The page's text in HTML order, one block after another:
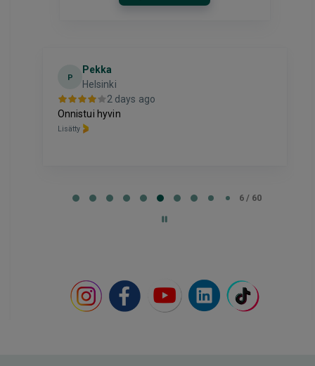
P
Pekka
Helsinki
2 days ago
Onnistui hyvin
Lisätty
6 / 60